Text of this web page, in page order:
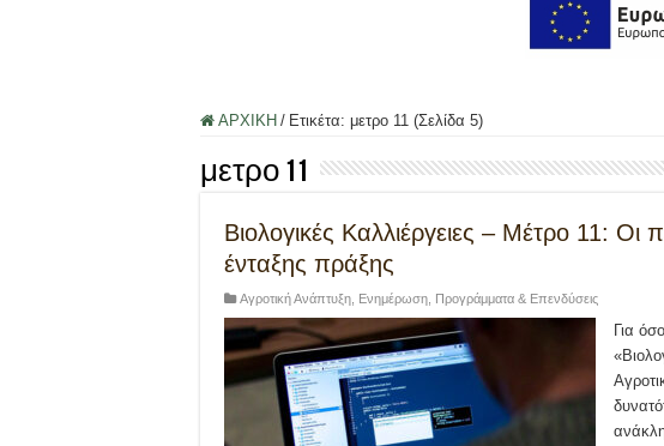
ΑΡΧΙΚΗ / Ετικέτα: μετρο 11 (Σελίδα 5)
μετρο 11
Βιολογικές Καλλιέργειες – Μέτρο 11: Οι
ένταξης πράξης
Αγροτική Ανάπτυξη Ενημέρωση Προγράμματα & Επενδύσεις
Για